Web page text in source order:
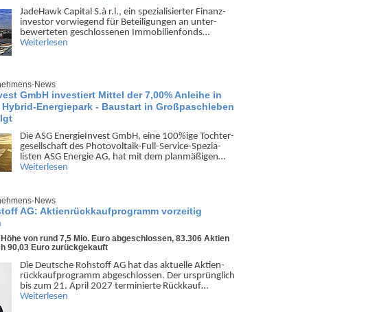
JadeHawk Capital S.à r.l., ein spezia­lisierter Finanz­
investor vor­wiegend für Betei­ligungen an unter­
bewer­teten geschlos­senen Immo­bilien­fonds…
Weiterlesen
News
GmbH investiert Mittel der 7,00% Anleihe in
Energiepark - Baustart in Großpaschleben
Die ASG Energie­Invest GmbH, eine 100%ige Tochter­
gesell­schaft des Photo­voltaik-Full-Service-Spezia­
listen ASG Energie AG, hat mit dem plan­mäßigen…
Weiterlesen
News
AG: Aktienrückkaufprogramm vorzeitig
von rund 7,5 Mio. Euro abgeschlossen, 83.306 Aktien
90,03 Euro zurückgekauft
Die Deutsche Rohstoff AG hat das aktuelle Aktien­
rück­kauf­prog­ramm abge­schlossen. Der ursprüng­lich
bis zum 21. April 2027 ter­minierte Rück­kauf…
Weiterlesen